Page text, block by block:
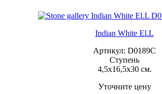
Indian White El.L
Артикул: D0189C
Ступень
4,5x16,5x30 см.
Уточните цену